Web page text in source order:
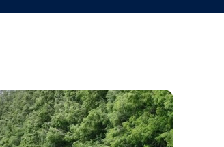
ニューを紹介！